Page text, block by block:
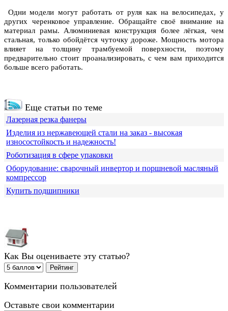
Одни модели могут работать от руля как на велосипедах, у
других черенковое управление. Обращайте своё внимание на
материал рамы. Алюминиевая конструкция более лёгкая, чем
стальная, только обойдётся чуточку дороже. Мощность мотора
влияет на толщину трамбуемой поверхности, поэтому
предварительно стоит проанализировать, с чем вам приходится
больше всего работать.
Еще статьи по теме
Лазерная резка фанеры
Изделия из нержавеющей стали на заказ - высокая
износостойкость и надежность!
Роботизация в сфере упаковки
Оборудование: сварочный инвертор и поршневой масляный
компрессор
Купить подшипники
Как Вы оцениваете эту статью?
Комментарии пользователей
Оставьте свои комментарии